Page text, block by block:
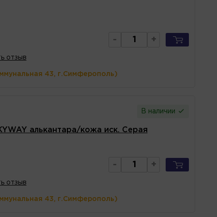
- +
отзыв
43, г.Симферополь)
В наличии
алькантара/кожа иск. Серая
- +
отзыв
43, г.Симферополь)